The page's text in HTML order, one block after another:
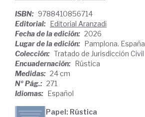
ISBN: 9788410856714
Editorial: Editorial Aranzadi
Fecha de la edición: 2026
Lugar de la edición: Pamplona. España
Colección: Tratado de Jurisdicción Civil
Encuadernación: Rústica
Medidas: 24 cm
Nº Pág.: 271
Idiomas: Español
Papel: Rústica